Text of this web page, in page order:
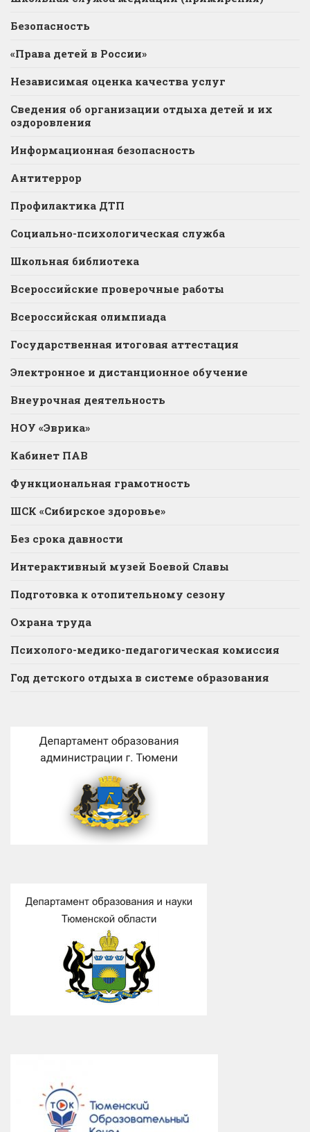
Безопасность
«Права детей в России»
Независимая оценка качества услуг
Сведения об организации отдыха детей и их
оздоровления
Информационная безопасность
Антитеррор
Профилактика ДТП
Социально-психологическая служба
Школьная библиотека
Всероссийские проверочные работы
Всероссийская олимпиада
Государственная итоговая аттестация
Электронное и дистанционное обучение
Внеурочная деятельность
НОУ «Эврика»
Кабинет ПАВ
Функциональная грамотность
ШСК «Сибирское здоровье»
Без срока давности
Интерактивный музей Боевой Славы
Подготовка к отопительному сезону
Охрана труда
Психолого-медико-педагогическая комиссия
Год детского отдыха в системе образования